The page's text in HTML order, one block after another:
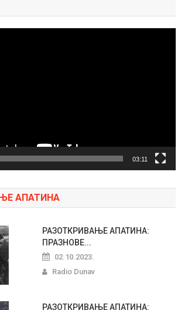
03:11
АПАТИНА
РАЗОТКРИВАЊЕ АПАТИНА:
ПРАЗНОВЕ...
02.10.2023.
Radio Dunav
РАЗОТКРИВАЊЕ АПАТИНА: